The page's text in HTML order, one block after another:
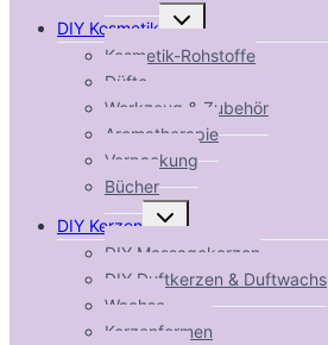
DIY Kosmetik
Untermenü
umschalten
Kosmetik-Rohstoffe
Düfte
Werkzeug & Zubehör
Aromatherapie
Verpackung
Bücher
DIY Kerzen
Untermenü
umschalten
DIY Massagekerzen
DIY Duftkerzen & Duftwachs
Wachse
Kerzenformen